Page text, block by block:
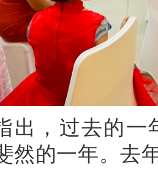
出，过去的一
然的一年。去